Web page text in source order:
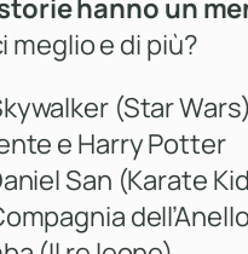
hanno un
e di più?
(Star Wars)
e Harry Potter
San (Karate